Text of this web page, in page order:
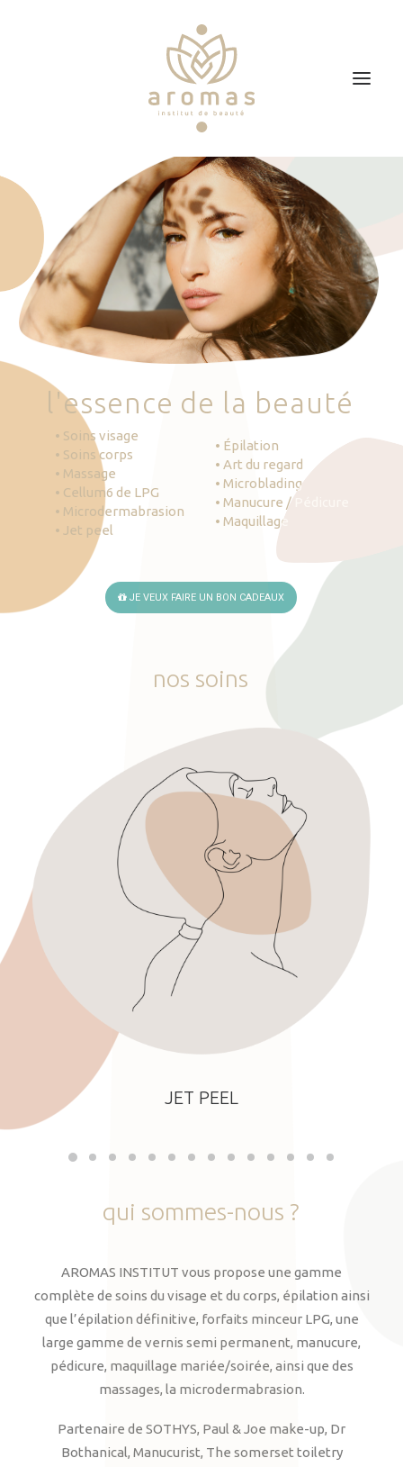
Soins
Je veux faire un bon cadeau
Plan d’accès
Prendre RDV
'essence de la beauté
• Soins visage
• Soins corps
• Massage
• Cellum6 de LPG
• Microdermabrasion
• Jet peel
• Épilation
• Art du regard
• Microblading
• Manucure / Pédicure
• Maquillage
JE VEUX FAIRE UN BON CADEAUX
nos soins
JET PEEL
qui sommes-nous ?
AROMAS INSTITUT vous propose une gamme
complète de soins du visage et du corps, épilation ainsi
que l’épilation définitive, forfaits minceur LPG, une
large gamme de vernis semi permanent, manucure,
pédicure, maquillage mariée/soirée, ainsi que des
massages, la microdermabrasion.
Partenaire de SOTHYS, Paul & Joe make-up, Dr
Bothanical, Manucurist, The somerset toiletry